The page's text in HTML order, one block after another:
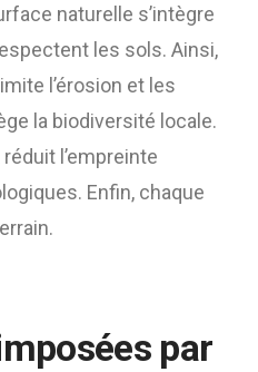
naturelle s’intègre
les sols. Ainsi,
l’érosion et les
la biodiversité locale.
l’empreinte
Enfin, chaque
par